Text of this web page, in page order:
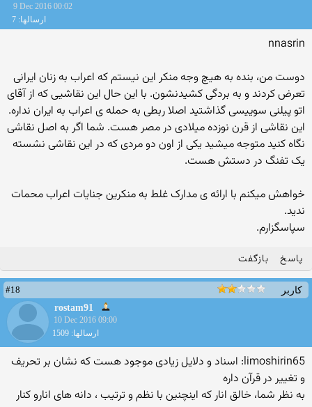
9 Dec 2016 00:02
ارسالها: 7
nnasrin
دوست من، بنده به هیچ وجه منکر این نیستم که اعراب به زنان ایرانی
تعرض کردند و به بردگی کشیدنشون. با این حال این نقاشیی که از آقای
اتو پیلنی سوییسی گذاشتید اصلا ربطی به حمله ی اعراب به ایران نداره.
این نقاشی از قرن نوزده میلادی در مصر هست. شما اگر به اصل نقاشی
نگاه کنید متوجه میشید یکی از اون دو مردی که در این نقاشی نشسته
یک تفنگ در دستش هست.
خواهش میکنم با ارائه ی مدارک غلط به منکرین جنایات اعراب محمات
ندید.
سپاسگزارم.
پاسخ بازگفت
کاربر
#18
rostam91
10 Dec 2016 09:00
ارسالها: 1509
limoshirin65: اسناد و دلایل زیادی موجود هست که نشان بر تحریف
و تغییر در قرآن داره
به نظر شما، خالق انار که اینچنین با نظم و ترتیب ، دانه های انارو کنار